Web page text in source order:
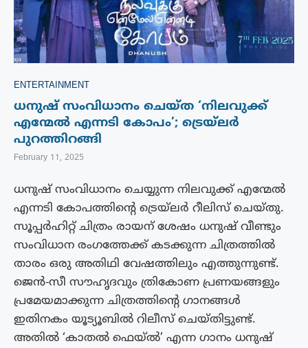
ENTERTAINMENT
ധനുഷ് സംവിധാനം ചെയ്ത ‘നിലവുക്ക്
എന്മേൽ എന്നടി കോപം’; ട്രെയ്ലർ
പുറത്തിറങ്ങി
February 11, 2025
ധനുഷ് സംവിധാനം ചെയ്യുന്ന നിലവുക്ക് എന്മേൽ
എന്നടി കോപത്തിന്റെ ട്രെയ്ലർ റീലിസ് ചെയ്തു.
സൂപ്പർഹിറ്റ് ചിത്രം രായന് ശേഷം ധനുഷ് വീണ്ടും
സംവിധാന രംഗത്തേക്ക് കടക്കുന്ന ചിത്രത്തിൽ
താരം ഒരു അതിഥി വേഷത്തിലും എത്തുന്നുണ്ട്.
ജെൻ-സീ സൗഹൃദവും ത്രികോണ പ്രണയങ്ങളും
പ്രമേയമാക്കുന്ന ചിത്രത്തിന്റെ ഗാനങ്ങൾ
ഇതിനകം യൂട്യൂബിൽ റിലീസ് ചെയ്തിട്ടുണ്ട്.
അതിൽ ‘കാതൽ ഫെയ്‌ൽ’ എന്ന ഗാനം ധനുഷ്